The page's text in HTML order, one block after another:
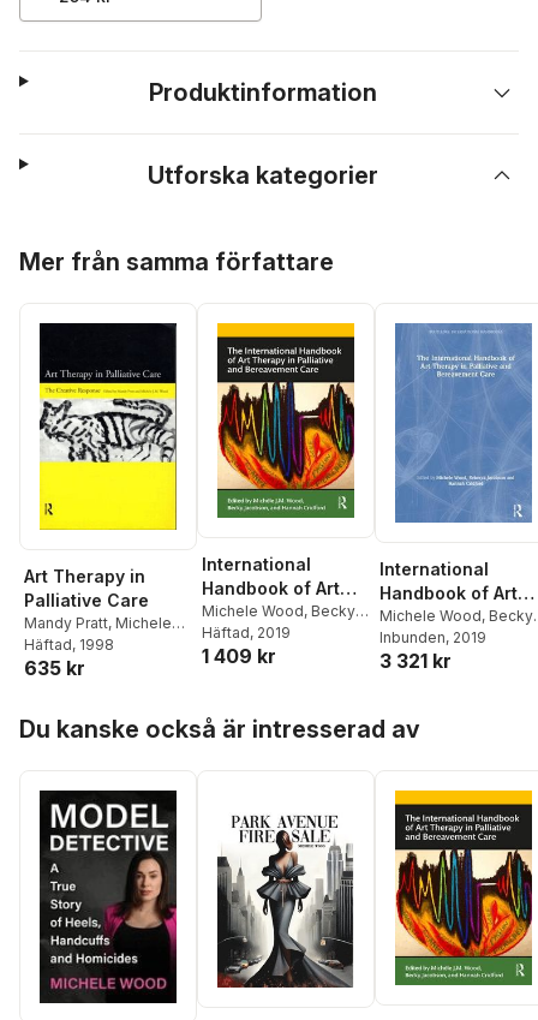
Produktinformation
Utforska kategorier
Mer från samma författare
Art Therapy in
Palliative Care
Mandy Pratt, Michele
Wood
Häftad, 1998
635 kr
International
Handbook of Art
Therapy in
Palliative and
Bereavement Care
Michele Wood, Becky
Jacobson,Hannah
Cridford
Häftad, 2019
1 409 kr
International
Handbook of Art
Therapy in
Palliative and
Bereavement Care
Michele Wood, Becky
Jacobson ,Hannah
Cridford
Inbunden, 2019
3 321 kr
Du kanske också är intresserad av